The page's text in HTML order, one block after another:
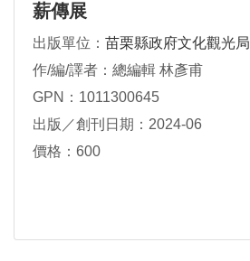
薪傳展
出版單位： 苗栗縣政府文化觀光局
作/編/譯者：總編輯 林彥甫
GPN：1011300645
出版／創刊日期：2024-06
價格：600